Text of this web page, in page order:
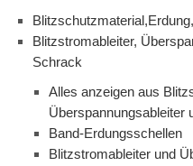
Blitzstromableiter,
Schrack
Alles anzeigen aus
Überspannungsableiter
Band-Erdungsschellen
Blitzstromableiter und